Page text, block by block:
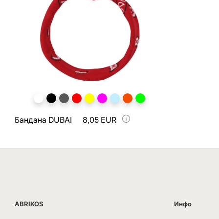
Бандана DUBAI 8,05 EUR
ABRIKOS Инфо